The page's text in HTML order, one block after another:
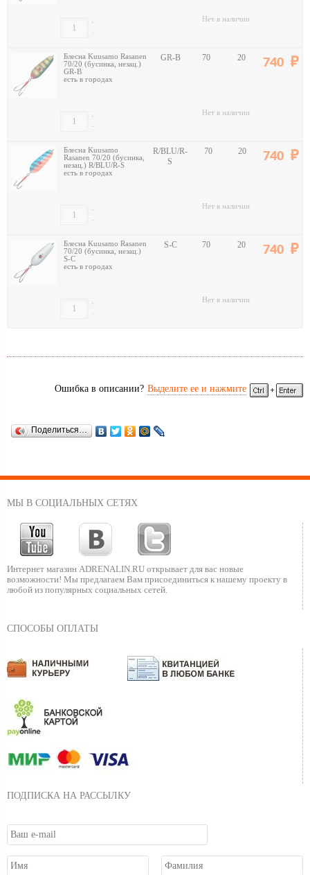
-
+ Нет в наличии
Блесна Kuusamo Rasanen
70/20 (бусинка, незац.)
GR-B
есть в городах
GR-B 70 20 740
-
+ Нет в наличии
Блесна Kuusamo
Rasanen 70/20 (бусинка,
незац.) R/BLU/R-S
есть в городах
R/BLU/R-
S
70 20 740
-
+ Нет в наличии
Блесна Kuusamo Rasanen
70/20 (бусинка, незац.)
S-C
есть в городах
S-C 70 20 740
-
+ Нет в наличии
Ошибка в описании? Выделите ее и нажмите
Поделиться…
МЫ В СОЦИАЛЬНЫХ СЕТЯХ
Интернет магазин ADRENALIN.RU открывает для вас новые
возможности! Мы предлагаем Вам присоединиться к нашему проекту в
любой из популярных социальных сетей.
СПОСОБЫ ОПЛАТЫ
ПОДПИСКА НА РАССЫЛКУ